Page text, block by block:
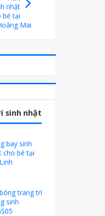
nhật
bé tại
Mai
sinh nhật
bay sinh
cho bé tại
trang trí
sinh